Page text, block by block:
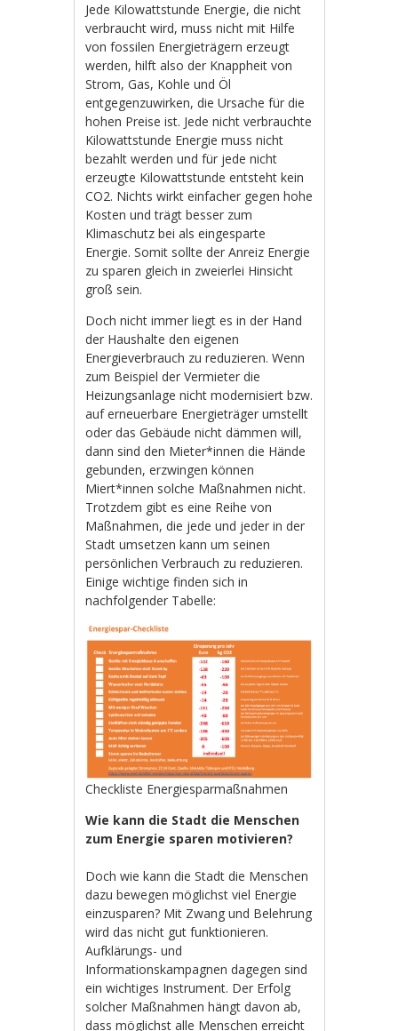
Jede Kilowattstunde Energie, die nicht
verbraucht wird, muss nicht mit Hilfe
von fossilen Energieträgern erzeugt
werden, hilft also der Knappheit von
Strom, Gas, Kohle und Öl
entgegenzuwirken, die Ursache für die
hohen Preise ist. Jede nicht verbrauchte
Kilowattstunde Energie muss nicht
bezahlt werden und für jede nicht
erzeugte Kilowattstunde entsteht kein
CO2. Nichts wirkt einfacher gegen hohe
Kosten und trägt besser zum
Klimaschutz bei als eingesparte
Energie. Somit sollte der Anreiz Energie
zu sparen gleich in zweierlei Hinsicht
groß sein.
Doch nicht immer liegt es in der Hand
der Haushalte den eigenen
Energieverbrauch zu reduzieren. Wenn
zum Beispiel der Vermieter die
Heizungsanlage nicht modernisiert bzw.
auf erneuerbare Energieträger umstellt
oder das Gebäude nicht dämmen will,
dann sind den Mieter*innen die Hände
gebunden, erzwingen können
Miert*innen solche Maßnahmen nicht.
Trotzdem gibt es eine Reihe von
Maßnahmen, die jede und jeder in der
Stadt umsetzen kann um seinen
persönlichen Verbrauch zu reduzieren.
Einige wichtige finden sich in
nachfolgender Tabelle:
Checkliste Energiesparmaßnahmen
Wie kann die Stadt die Menschen
zum Energie sparen motivieren?
Doch wie kann die Stadt die Menschen
dazu bewegen möglichst viel Energie
einzusparen? Mit Zwang und Belehrung
wird das nicht gut funktionieren.
Aufklärungs- und
Informationskampagnen dagegen sind
ein wichtiges Instrument. Der Erfolg
solcher Maßnahmen hängt davon ab,
dass möglichst alle Menschen erreicht